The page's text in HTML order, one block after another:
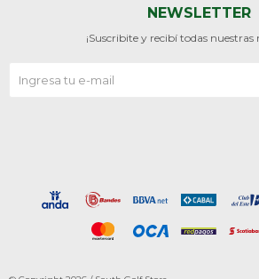
NEWSLETTER
¡Suscribite y recibí todas nuestras